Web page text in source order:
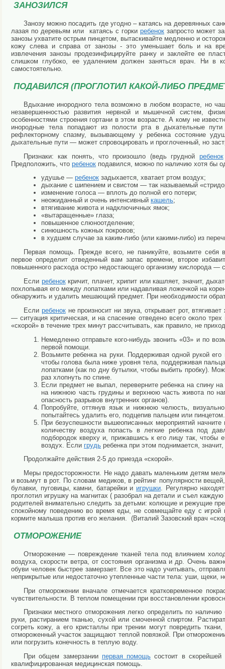
ЗАНОЗИЛСЯ
Занозу можно посадить где угодно – катаясь на деревянных
лазая по деревьям или катаясь с горки ребенокзапросто может
занозы ухватите острым пинцетом, вытаскивайте медленно и
кожу слева и справа от занозы - это уменьшает боль и на
извлечения занозы продезинфицируйте ранку и заклейте ее
слишком глубоко, ее удалением должен заняться врач. Ни в
самостоятельно.
ПОДАВИЛСЯ (ПРОГЛОТИЛ КАКОЙ-ЛИБО
Вдыхание инородного тела возможно в любом возрасте, но
незавершенностью развития нервной и мышечной систем,
особенностями строения гортани в этом возрасте. А кому не
инородные тела попадают из полости рта в дыхательные
рефлекторному спазму, вызывающему у ребенка состояние
дыхательные пути — может спровоцировать и проглоченный, но
Признаки: как понять, что произошло (ведь грудной ребенок
Предположить, что ребенок подавился, можно по наличию хотя бы
удушье — ребенок задыхается, хватает ртом воздух;
дыхание с шипением и свистом — так называемый
изменение голоса — вплоть до полной его потери;
неожиданный и очень интенсивный кашель;
втягивание живота и надключичных ямок;
«вытаращенные» глаза;
повышенное слюноотделение;
синюшность кожных покровов;
в худшем случае за каким-либо (или какими-либо) из
Первая помощь. Прежде всего, не паникуйте, возьмите себя
первое определит отведенный вам запас времени, второе
повышенного расхода остро недостающего организму кислорода —
Если ребеноккричит, плачет, хрипит или кашляет, значит,
похлопывая его между лопатками или надавливая ложечкой на
обнаружить и удалить мешающий предмет. При необходимости
Если ребенокне произносит ни звука, открывает рот,
— ситуация критическая, и на спасение отведено всего около
«скорой» в течение трех минут рассчитывать, как правило, не
Немедленно отправьте кого-нибудь звонить «03» и по
первой помощи.
Возьмите ребенка на руки. Поддерживая одной рукой
чтобы голова была ниже уровня тела, поддерживая
лопатками (как по дну бутылки, чтобы выбить пробку).
раз хлопнуть по спине.
Если предмет не выпал, переверните ребенка на спину
на нижнюю часть грудины и верхнюю часть живота по
опасность разрывов внутренних органов).
Попробуйте, оттянув язык и нижнюю челюсть,
попытайтесь удалить его, подцепив пальцем или пинцетом.
При безуспешности вышеописанных мероприятий
количеству воздуха попасть в легкие ребенка под
подбородок кверху и, прижавшись к его лицу так,
воздух. Если грудь ребенка при этом поднимается,
Продолжайте действия 2-5 до приезда «скорой».
Меры предосторожности. Не надо давать маленьким детям
и возьмут в рот. По словам медиков, в рейтинг популярности
булавки, пуговицы, камни, батарейки и игрушки. Регулярно
проглотил игрушку на магнитах ( разобрал на детали и съел
родителей внимательно следить за детьми: колющие и режущие
спокойному поведению во время еды, не совмещайте еду с
кормите малыша против его желания. (Виталий Зазовский врач
ОТМОРОЖЕНИЕ
Отморожение — повреждение тканей тела под влиянием
воздуха, скорости ветра, от состояния организма и др. Очень
обуви человек быстрее замерзает. Все это надо учитывать,
неприкрытые или недостаточно утепленные части тела: уши, щеки,
При отморожении вначале отмечается кратковременное
чувствительности. В теплом помещении при восстановлении
Признаки местного отморожения легко определить по
руки, растиранием тканью, сухой или смоченной спиртом.
согреть кожу, а его кристаллы при трении могут повредить
отмороженный участок защищают теплой повязкой. При
или погрузить конечность в теплую воду.
При общем замерзании первая помощь состоит в скорейшей
квалифицированная медицинская помощь.